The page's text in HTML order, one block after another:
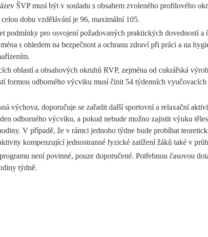
ŠVP musí být v souladu s obsahem zvoleného profilového
dobu vzdělávání je 96, maximální 105.
podmínky pro osvojení požadovaných praktických dovedností
s ohledem na bezpečnost a ochranu zdraví při práci a na
oblastí a obsahových okruhů RVP, zejména od cukrářská
formou odborného výcviku musí činit 54 týdenních
výchova, doporučuje se zařadit další sportovní a relaxační
odborného výcviku, a pokud nebude možno zajistit výuku
V případě, že v rámci jednoho týdne bude probíhat
kompenzující jednostranné fyzické zatížení žáků také v
není povinné, pouze doporučené. Potřebnou časovou
týdně.